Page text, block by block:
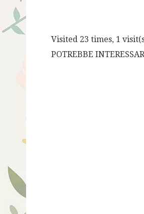
Visited 23 times, 1
POTREBBE